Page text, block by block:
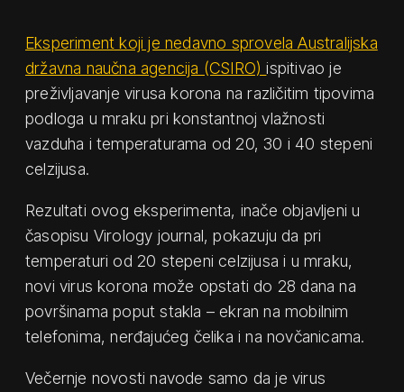
Eksperiment koji je nedavno sprovela Australijska
državna naučna agencija (CSIRO)ispitivao je
preživljavanje virusa korona na različitim tipovima
podloga u mraku pri konstantnoj vlažnosti
vazduha i temperaturama od 20, 30 i 40 stepeni
celzijusa.
Rezultati ovog eksperimenta, inače objavljeni u
časopisu Virology journal, pokazuju da pri
temperaturi od 20 stepeni celzijusa i u mraku,
novi virus korona može opstati do 28 dana na
površinama poput stakla – ekran na mobilnim
telefonima, nerđajućeg čelika i na novčanicama.
Večernje novosti navode samo da je virus